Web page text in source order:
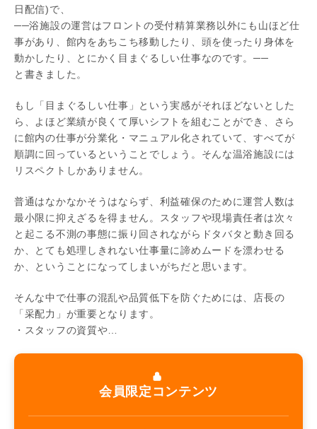
日配信)で、
──浴施設の運営はフロントの受付精算業務以外にも山ほど仕
事があり、館内をあちこち移動したり、頭を使ったり身体を
動かしたり、とにかく目まぐるしい仕事なのです。──
と書きました。
もし「目まぐるしい仕事」という実感がそれほどないとした
ら、よほど業績が良くて厚いシフトを組むことができ、さら
に館内の仕事が分業化・マニュアル化されていて、すべてが
順調に回っているということでしょう。そんな温浴施設には
リスペクトしかありません。
普通はなかなかそうはならず、利益確保のために運営人数は
最小限に抑えざるを得ません。スタッフや現場責任者は次々
と起こる不測の事態に振り回されながらドタバタと動き回る
か、とても処理しきれない仕事量に諦めムードを漂わせる
か、ということになってしまいがちだと思います。
そんな中で仕事の混乱や品質低下を防ぐためには、店長の
「采配力」が重要となります。
・スタッフの資質や…
会員限定コンテンツ